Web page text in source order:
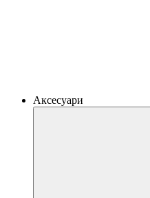
Аксесуари